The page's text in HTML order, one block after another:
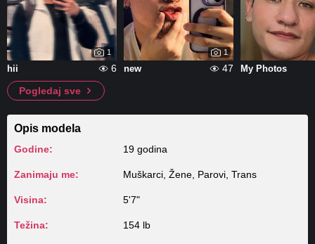
1
hii 6
1
new 47 My Photos
Pogledaj sve
Opis modela
Godine: 19 godina
Zanimaju me: Muškarci, Žene, Parovi, Trans
Visina: 5'7"
Težina: 154 lb